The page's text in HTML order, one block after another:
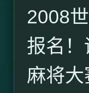
2008
报名
麻将大